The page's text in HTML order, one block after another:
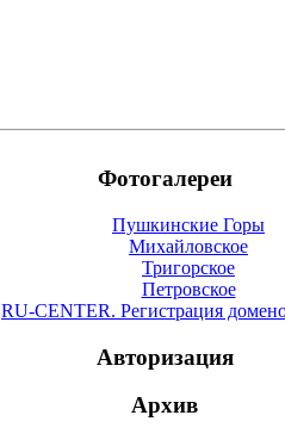
Фотогалереи
Пушкинские Горы
Михайловское
Тригорское
Петровское
RU-CENTER. Регистрация
Авторизация
Архив